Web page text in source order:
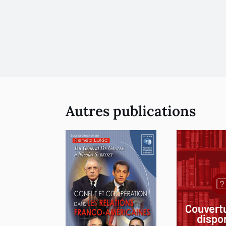
Autres publications